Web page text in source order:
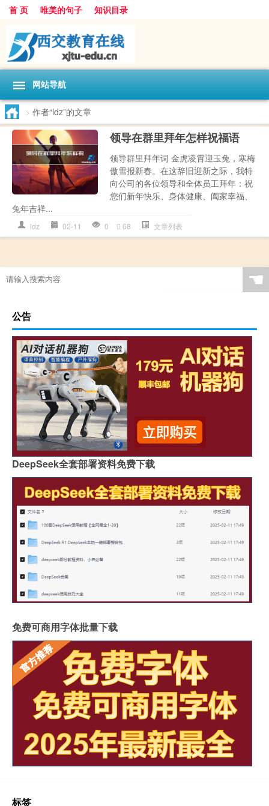
首 页 唯美的句子 知识目录
网站导航
> 作者“ldz”的文章
领导在群里拜年怎样祝福语
领导群里拜年词 金虎凌霄迎玉兔，寒梅
傲雪报新春。在这辞旧迎新之际，我特
向公司的各位领导和全体员工拜年：祝
您们新年快乐、身体健康、阖家幸福、
兔年吉祥...
ldz 02-11 0 68 文章列表
☚
公告
DeepSeek全套部署资料免费下载
免费可商用字体批量下载
标签